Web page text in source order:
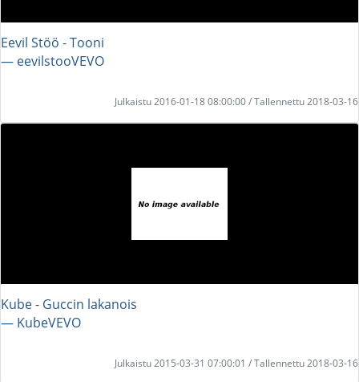
Eevil Stöö - Tooni
― eevilstooVEVO
Julkaistu 2016-01-18 08:00:00 / Tallennettu 2018-03-16
Kube - Guccin lakanois
― KubeVEVO
Julkaistu 2015-03-31 07:00:01 / Tallennettu 2018-03-16